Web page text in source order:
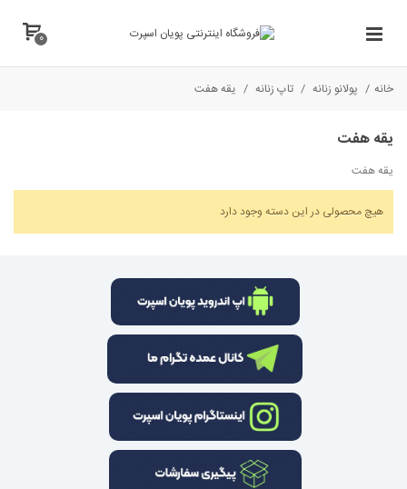
0
خانه / پولانو زنانه / تاپ زنانه / یقه هفت
یقه هفت
يقه هفت
هیچ محصولی در این دسته وجود دارد